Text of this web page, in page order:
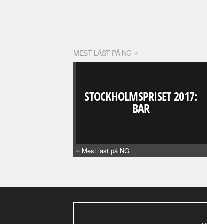
MEST LÄST PÅ NG
STOCKHOLMSPRISET 2017:
BAR
Mest läst på NG